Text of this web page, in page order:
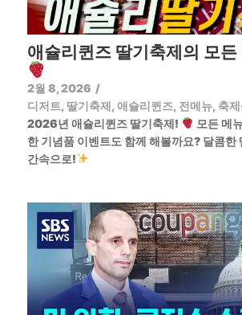
애슐리퀸즈 딸기축제의 모든
2월 8, 2026 /
디저트, 딸기축제, 애슐리퀸즈, 전메뉴, 축
2026년 애슐리퀸즈 딸기축제!
모든 메
한 기념품 이벤트도 함께 해볼까요? 달콤한
간속으로!